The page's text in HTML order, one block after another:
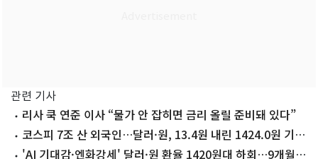
관련 기사
리사 쿡 연준 이사 “물가 안 잡히면 금리 올릴 준비돼 있다”
코스피 7조 산 외국인…달러·원, 13.4원 내린 1424.0원 기록
(종합)
'AI 기대감·엔화강세' 달러·원 환율 1420원대 하회…9개월